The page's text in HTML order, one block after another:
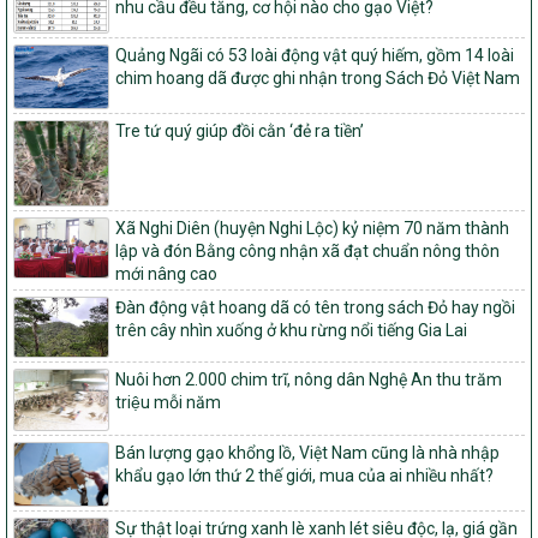
Chương trình mục tiêu quốc gia xây dựng nông thôn mới, giảm
nghèo bền vững và phát triển kinh tế – xã hội vùng đồng bào dân
tộc thiểu số và miền núi giai đoạn 2026 – 2030
1451/QĐ-UBND
Phê duyệt danh sách các xã thuộc nhóm 1, nhóm 2, nhóm 3
trong xây dựng nông thôn mới giai đoạn 2026-2030 trên địa bàn
tỉnh Nghệ An
103/PTNT-NTM
Về việc đăng ký thực hiện Dự án liên kết theo chuỗi giá trị thuộc
Dự án 2 – Chương trình Mục tiêu quốc gia Giảm nghèo bền vững
giai đoạn 2021-2025 được kéo dài sang năm 2026
827/QĐ-BNNMT
Quyết định Ban hành Kế hoạch triển khai thực hiện Chương trình
mục tiêu quốc gia xây dựng nông thôn mới, giảm nghèo bền
vững và phát triển kinh tế – xã hội vùng đồng bào dân tộc thiểu
số và miền núi giai đoạn 2026-2035, giai đoạn I: Từ năm 2026
đến năm 2030
14/2026/TT-BNNMT
Hướng dẫn thực hiện một số nội dung tiêu chí, điều kiện thuộc Bộ
tiêu chí quốc gia về nông thôn mới giai đoạn 2026 – 2030 thuộc
phạm vi quản lý nhà nước của Bộ Nông nghiệp và Môi trường
nhu cầu đều tăng, cơ hội nào cho gạo Việt?
Quảng Ngãi có 53 loài động vật quý hiếm, gồm 14 loài
chim hoang dã được ghi nhận trong Sách Đỏ Việt Nam
Tre tứ quý giúp đồi cằn ‘đẻ ra tiền’
Xã Nghi Diên (huyện Nghi Lộc) kỷ niệm 70 năm thành
lập và đón Bằng công nhận xã đạt chuẩn nông thôn
mới nâng cao
Đàn động vật hoang dã có tên trong sách Đỏ hay ngồi
trên cây nhìn xuống ở khu rừng nổi tiếng Gia Lai
Nuôi hơn 2.000 chim trĩ, nông dân Nghệ An thu trăm
triệu mỗi năm
Bán lượng gạo khổng lồ, Việt Nam cũng là nhà nhập
khẩu gạo lớn thứ 2 thế giới, mua của ai nhiều nhất?
Sự thật loại trứng xanh lè xanh lét siêu độc, lạ, giá gần